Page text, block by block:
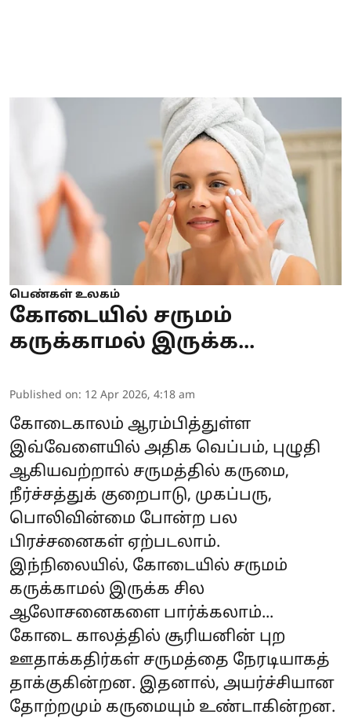
பெண்கள் உலகம்
கோடையில் சருமம்
கருக்காமல் இருக்க...
Published on: 12 Apr 2026, 4:18 am
கோடைகாலம் ஆரம்பித்துள்ள
இவ்வேளையில் அதிக வெப்பம், புழுதி
ஆகியவற்றால் சருமத்தில் கருமை,
நீர்ச்சத்துக் குறைபாடு, முகப்பரு,
பொலிவின்மை போன்ற பல
பிரச்சனைகள் ஏற்படலாம்.
இந்நிலையில், கோடையில் சருமம்
கருக்காமல் இருக்க சில
ஆலோசனைகளை பார்க்கலாம்...
கோடை காலத்தில் சூரியனின் புற
ஊதாக்கதிர்கள் சருமத்தை நேரடியாகத்
தாக்குகின்றன. இதனால், அயர்ச்சியான
தோற்றமும் கருமையும் உண்டாகின்றன.